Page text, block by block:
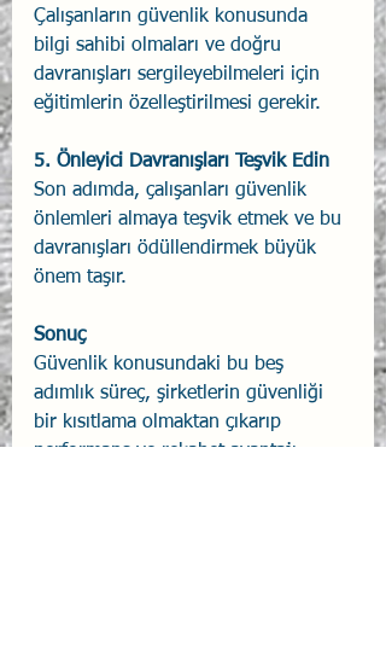
Çalışanların güvenlik konusunda
bilgi sahibi olmaları ve doğru
davranışları sergileyebilmeleri için
eğitimlerin özelleştirilmesi gerekir.
5. Önleyici Davranışları Teşvik Edin
Son adımda, çalışanları güvenlik
önlemleri almaya teşvik etmek ve bu
davranışları ödüllendirmek büyük
önem taşır.
Sonuç
Güvenlik konusundaki bu beş
adımlık süreç, şirketlerin güvenliği
bir kısıtlama olmaktan çıkarıp
performans ve rekabet avantajı